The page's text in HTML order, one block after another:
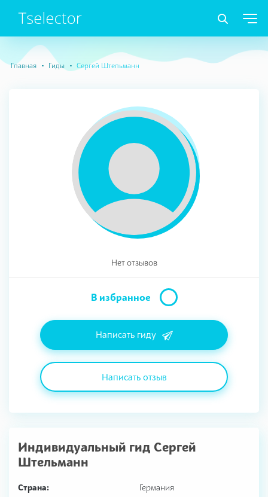
Главная Гиды Сергей Штельманн
Нет отзывов
В избранное
Написать гиду
Написать отзыв
Индивидуальный гид Сергей
Штельманн
Страна:
Германия